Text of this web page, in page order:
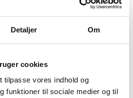
Detaljer Om
cookies
tilpasse vores indhold og
funktioner til sociale medier og til
i verdensklasse må alle
deltage aktivt i dets
mellem universiteter,
og staten er en
forskning, iværksætteri,
er en vigtig komponent heri, da
kan bidrage med kapital,
i stor skala.